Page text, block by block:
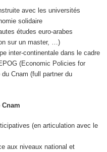
avec les universités
solidaire
études euro-arabes
sur un master, …)
inter-continentale dans le cadre
(Economic Policies for
Cnam (full partner du
(en articulation avec le
aux niveaux national et